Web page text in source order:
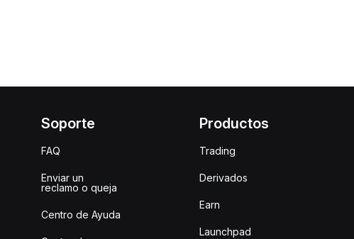
Soporte
FAQ
Enviar un
reclamo o queja
Centro de Ayuda
Productos
Trading
Derivados
Earn
Launchpad